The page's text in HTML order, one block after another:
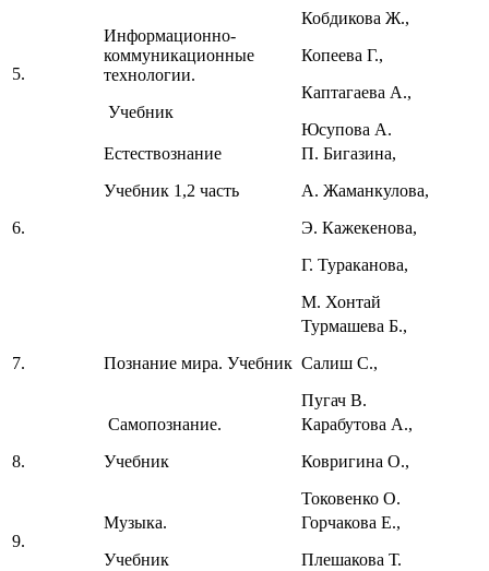
5.
Информационно-
коммуникационные
технологии.
Учебник
Кобдикова Ж.,
Копеева Г.,
Каптагаева А.,
Юсупова А.
6.
Естествознание
Учебник 1,2 часть
П. Бигазина,
А. Жаманкулова,
Э. Кажекенова,
Г. Тураканова,
М. Хонтай
7. Познание мира. Учебник
Турмашева Б.,
Салиш С.,
Пугач В.
8.
Самопознание.
Учебник
Карабутова А.,
Ковригина О.,
Токовенко О.
9.
Музыка.
Учебник
Горчакова Е.,
Плешакова Т.